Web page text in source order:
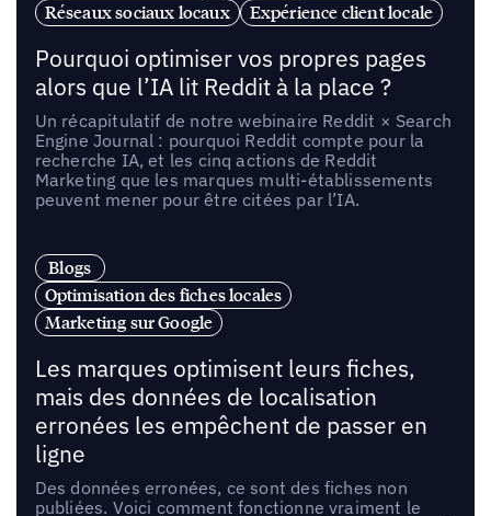
Réseaux sociaux locaux
Expérience client locale
Pourquoi optimiser vos propres pages
alors que l’IA lit Reddit à la place ?
Un récapitulatif de notre webinaire Reddit × Search
Engine Journal : pourquoi Reddit compte pour la
recherche IA, et les cinq actions de Reddit
Marketing que les marques multi-établissements
peuvent mener pour être citées par l’IA.
Blogs
Optimisation des fiches locales
Marketing sur Google
Les marques optimisent leurs fiches,
mais des données de localisation
erronées les empêchent de passer en
ligne
Des données erronées, ce sont des fiches non
publiées. Voici comment fonctionne vraiment le